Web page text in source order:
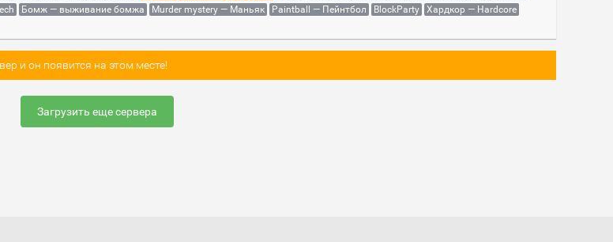
Бомж — выживание бомжа Murder mystery — Маньяк Paintball — Пейнтбол BlockParty
Хардкор — Hardcore
и он появится на этом месте!
Загрузить еще сервера